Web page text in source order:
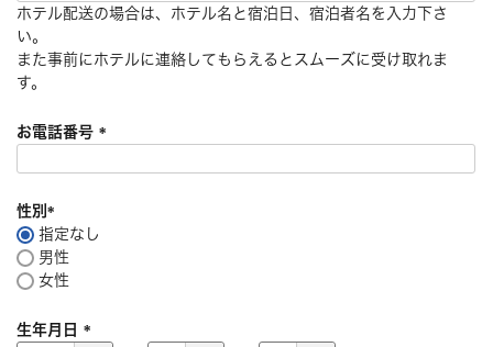
ホテル配送の場合は、ホテル名と宿泊日、宿泊者名を入力下さ
い。
また事前にホテルに連絡してもらえるとスムーズに受け取れま
す。
お電話番号
性別
(
必
須
指定なし
男性
女性
生年月日